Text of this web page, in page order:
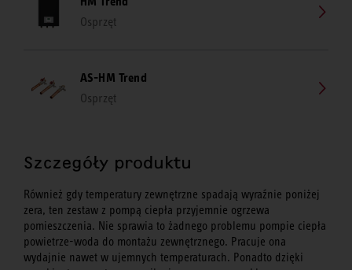
Osprzęt
AS-HM Trend
Osprzęt
Szczegóły produktu
Również gdy temperatury zewnętrzne spadają wyraźnie poniżej
zera, ten zestaw z pompą ciepła przyjemnie ogrzewa
pomieszczenia. Nie sprawia to żadnego problemu pompie ciepła
powietrze-woda do montażu zewnętrznego. Pracuje ona
wydajnie nawet w ujemnych temperaturach. Ponadto dzięki